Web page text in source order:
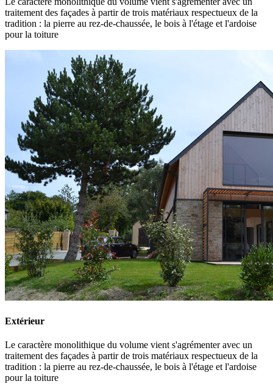
traitement des façades à partir de trois matériaux respectueux de la
tradition : la pierre au rez-de-chaussée, le bois à l'étage et l'ardoise
pour la toiture
Extérieur
Le caractère monolithique du volume vient s'agrémenter avec un
traitement des façades à partir de trois matériaux respectueux de la
tradition : la pierre au rez-de-chaussée, le bois à l'étage et l'ardoise
pour la toiture